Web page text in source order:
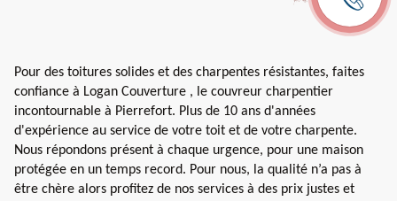
Pour des toitures solides et des charpentes résistantes, faites
confiance à Logan Couverture , le couvreur charpentier
incontournable à Pierrefort. Plus de 10 ans d'années
d'expérience au service de votre toit et de votre charpente.
Nous répondons présent à chaque urgence, pour une maison
protégée en un temps record. Pour nous, la qualité n’a pas à
être chère alors profitez de nos services à des prix justes et